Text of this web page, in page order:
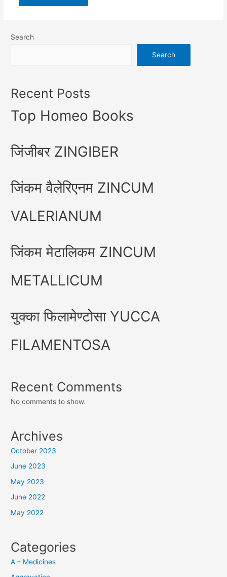
Search
Search
Recent Posts
Top Homeo Books
जिंजीबर ZINGIBER
जिंकम वैलेरिएनम ZINCUM
VALERIANUM
जिंकम मेटालिकम ZINCUM
METALLICUM
युक्का फिलामेण्टोसा YUCCA
FILAMENTOSA
Recent Comments
No comments to show.
Archives
October 2023
June 2023
May 2023
June 2022
May 2022
Categories
A – Medicines